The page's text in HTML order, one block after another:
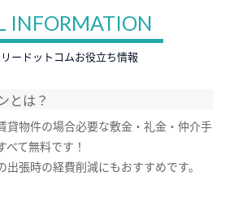
INFORMATION
ードットコムお役立ち情報
とは？
貸物件の場合必要な敷金・礼金・仲介手
べて無料です！
出張時の経費削減にもおすすめです。